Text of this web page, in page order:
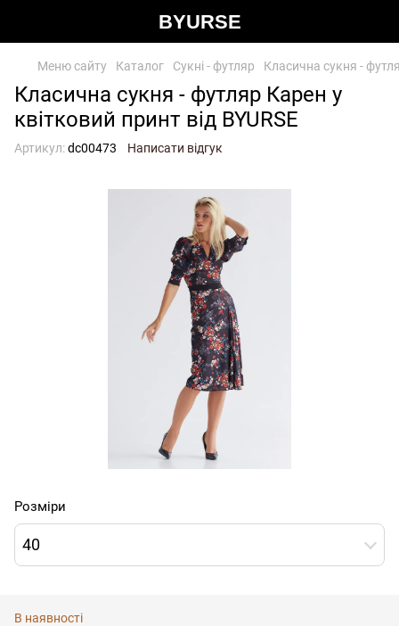
BYURSE
Меню сайту Каталог Сукні - футляр Класична сукня -
Класична сукня - футляр Карен у
квітковий принт від BYURSE
Артикул:dc00473 Написати відгук
Розміри
40
В наявності